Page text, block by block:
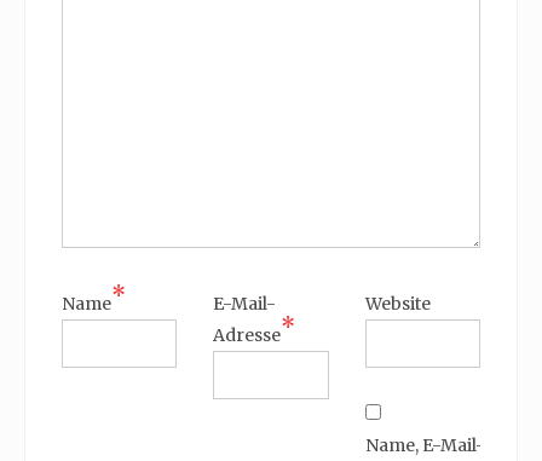
Name*
E-Mail-
Adresse*
Website
Name, E-Mail-